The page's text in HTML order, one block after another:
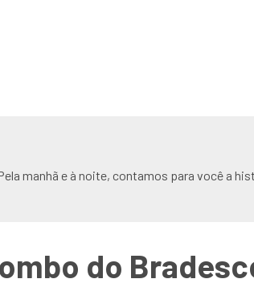
manhã e à noite, contamos para você a
do